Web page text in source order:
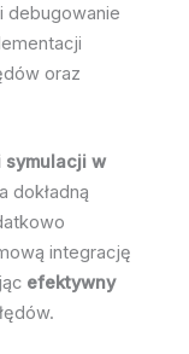
debugowanie
oraz
symulacji w
dokładną
integrację
efektywny